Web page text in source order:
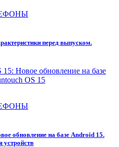
перед выпуском.
обновление на базе Android 15.
устройств